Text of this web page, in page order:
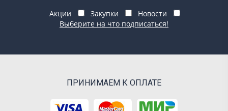
Акции Закупки
Новости
Выберите на что подписаться!
ПРИНИМАЕМ К ОПЛАТЕ